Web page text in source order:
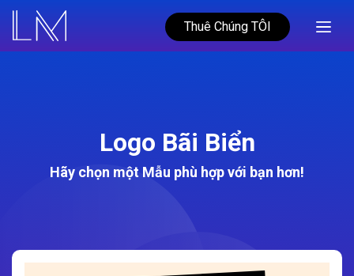
Thuê Chúng TÔI
Logo Bãi Biển
Hãy chọn một Mẫu phù hợp với bạn hơn!